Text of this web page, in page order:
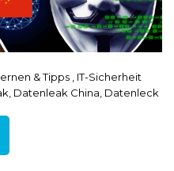
& Tipps , IT-Sicherheit
, Datenleak China, Datenleck